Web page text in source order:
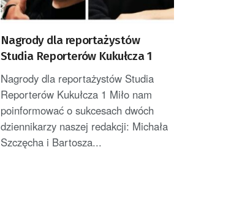
Nagrody dla reportażystów
Studia Reporterów Kukułcza 1
Nagrody dla reportażystów Studia
Reporterów Kukułcza 1 Miło nam
poinformować o sukcesach dwóch
dziennikarzy naszej redakcji: Michała
Szczęcha i Bartosza...